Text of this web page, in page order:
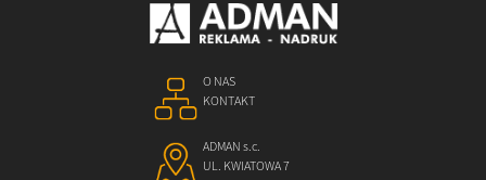
O NAS
KONTAKT
ADMAN s.c.
UL. KWIATOWA 7